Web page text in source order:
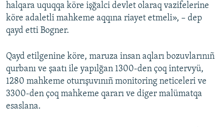
halqara uquqqa köre işğalci devlet olaraq vazifelerine
köre adaletli mahkeme aqqına riayet etmeli», – dep
qayd etti Bogner.
Qayd etilgenine köre, maruza insan aqları bozuvlarınıñ
qurbanı ve şaatı ile yapılğan 1300-den çoq intervyü,
1280 mahkeme oturışuvınıñ monitoring neticeleri ve
3300-den çoq mahkeme qararı ve diger malümatqa
esaslana.